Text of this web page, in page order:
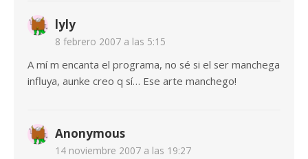
lyly
8 febrero 2007 a las 5:15
A mí m encanta el programa, no sé si el ser manchega
influya, aunke creo q sí… Ese arte manchego!
Anonymous
14 noviembre 2007 a las 19:27